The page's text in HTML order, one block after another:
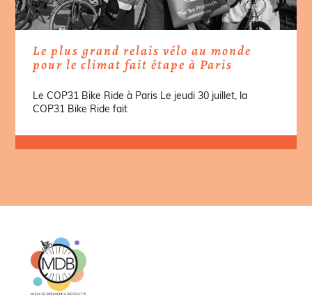
Le plus grand relais vélo au monde
pour le climat fait étape à Paris
Le COP31 Bike Ride à Paris Le jeudi 30 juillet, la
COP31 Bike Ride fait